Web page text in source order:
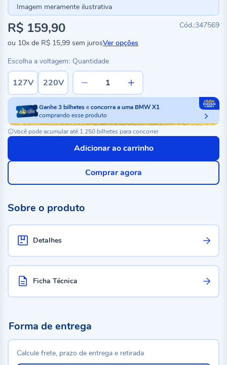
Imagem meramente ilustrativa
347569
R$ 159,90
ou 10x de R$ 15,99 sem jurosVer opções
Escolha a voltagem:
127V 220V
Quantidade
Ganhe3bilheteseconcorra a uma BMW X1
comprando esse produto
Você pode acumular até 1.250 bilhetes para concorrer
Adicionar ao carrinho
Comprar agora
Sobre o produto
Detalhes
Ficha Técnica
Forma de entrega
Calcule frete, prazo de entrega e retirada